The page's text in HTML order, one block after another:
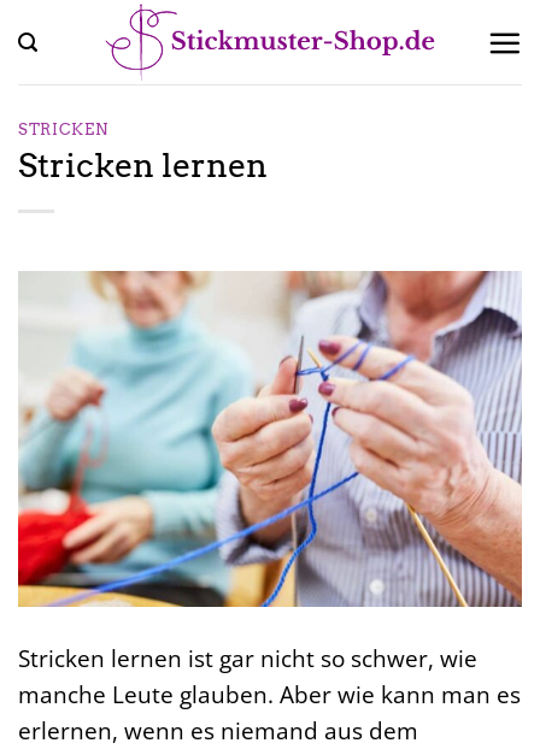
Inhalt
springen
STRICKEN
Stricken lernen
Stricken lernen ist gar nicht so schwer, wie
manche Leute glauben. Aber wie kann man es
erlernen, wenn es niemand aus dem